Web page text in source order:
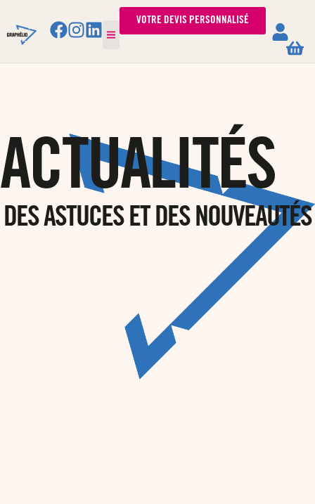
VOTRE DEVIS PERSONNALISÉ
ACTUALITÉS
DES ASTUCES ET DES NOUVEAUTÉS